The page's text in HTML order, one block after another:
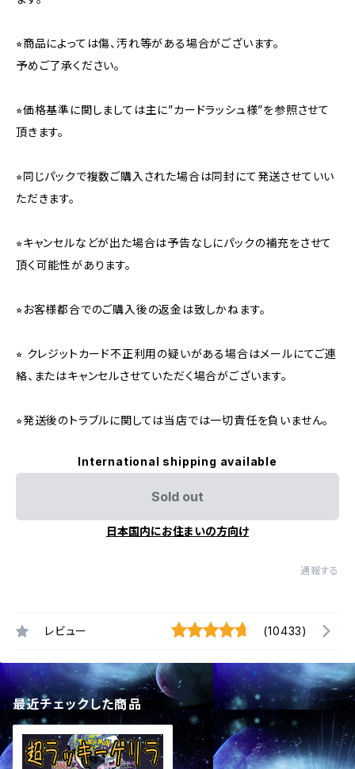
⭐︎商品によっては傷、汚れ等がある場合がございます。
予めご了承ください。
⭐︎価格基準に関しましては主に”カードラッシュ様”を参照させて
頂きます。
⭐︎同じパックで複数ご購入された場合は同封にて発送させていい
ただきます。
⭐︎キャンセルなどが出た場合は予告なしにパックの補充をさせて
頂く可能性があります。
⭐︎お客様都合でのご購入後の返金は致しかねます。
⭐︎ クレジットカード不正利用の疑いがある場合はメールにてご連
絡、またはキャンセルさせていただく場合がございます。
⭐︎発送後のトラブルに関しては当店では一切責任を負いません。
International shipping available
Sold out
日本国内にお住まいの方向け
通報する
レビュー (10433)
最近チェックした商品